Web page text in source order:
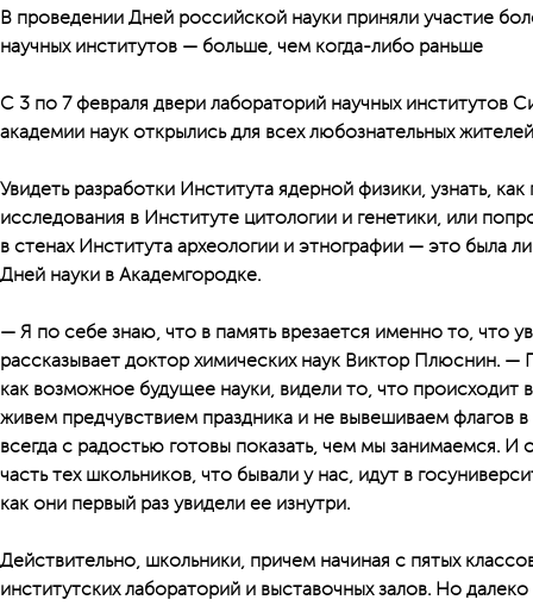
В проведении Дней российской науки приняли участие
научных институтов — больше, чем когда-либо раньше
С 3 по 7 февраля двери лабораторий научных институтов
академии наук открылись для всех любознательных
Увидеть разработки Института ядерной физики, узнать,
исследования в Институте цитологии и генетики, или
в стенах Института археологии и этнографии — это была
Дней науки в Академгородке.
— Я по себе знаю, что в память врезается именно то, что
рассказывает доктор химических наук Виктор Плюснин.
как возможное будущее науки, видели то, что происходит
живем предчувствием праздника и не вывешиваем флагов
всегда с радостью готовы показать, чем мы занимаемся. И
часть тех школьников, что бывали у нас, идут в
как они первый раз увидели ее изнутри.
Действительно, школьники, причем начиная с пятых
институтских лабораторий и выставочных залов. Но